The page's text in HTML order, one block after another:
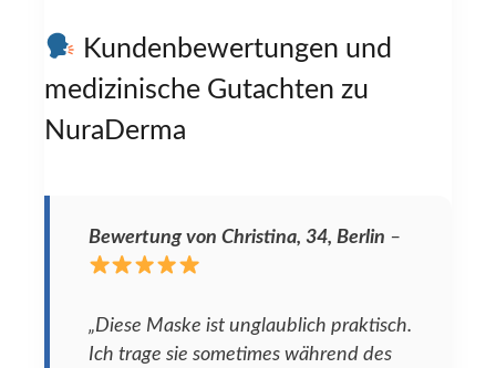
Kundenbewertungen und
medizinische Gutachten zu
NuraDerma
Bewertung von Christina, 34, Berlin –
„Diese Maske ist unglaublich praktisch.
Ich trage sie sometimes während des